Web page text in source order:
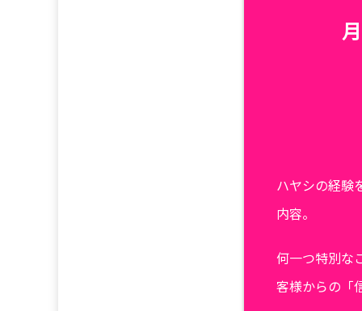
ハヤシの経験
内容。
何一つ特別な
客様からの「